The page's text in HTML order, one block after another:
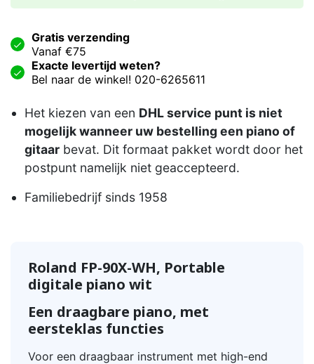
Gratis verzending
Vanaf €75
Exacte levertijd weten?
Bel naar de winkel! 020-6265611
Het kiezen van een DHL service punt is niet
mogelijk wanneer uw bestelling een piano of
gitaar bevat. Dit formaat pakket wordt door het
postpunt namelijk niet geaccepteerd.
Familiebedrijf sinds 1958
Roland FP-90X-WH, Portable
digitale piano wit
Een draagbare piano, met
eersteklas functies
Voor een draagbaar instrument met high-end